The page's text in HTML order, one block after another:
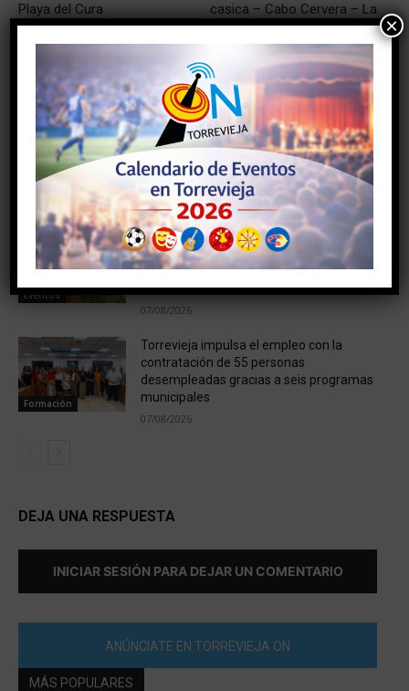
Playa del Cura
casica – Cabo Cervera – La
Mata
NOTICIAS RELACIONADAS
El futuro Centro Cívico de San Roque da
un paso decisivo con la adjudicación del
proyecto por cerca de 158.000 euros
07/08/2026
Eventos
El Ayuntamiento de Torrevieja
reorganiza la programación del 15 de
agosto y suspende el tradicional Desfile
de Verano
07/08/2026
Formación
Torrevieja impulsa el empleo con la
contratación de 55 personas
desempleadas gracias a seis programas
municipales
07/08/2026
DEJA UNA RESPUESTA
INICIAR SESIÓN PARA DEJAR UN COMENTARIO
ANÚNCIATE EN TORREVIEJA ON
MÁS POPULARES
×